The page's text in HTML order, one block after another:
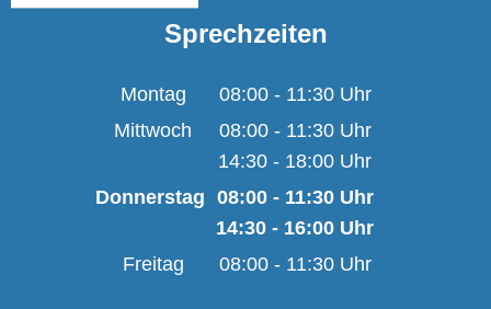
Sprechzeiten
Montag 08:00- 11:30Uhr
Von 08:00 bis 11:30
Mittwoch 08:00- 11:30Uhr
Von 08:00 bis 11:30
14:30 - 18:00 Uhr
Von 14:30 bis 18:00
Donnerstag 08:00- 11:30Uhr
Von 08:00 bis 11:30
14:30 - 16:00 Uhr
Von 14:30 bis 16:00
Freitag 08:00- 11:30Uhr